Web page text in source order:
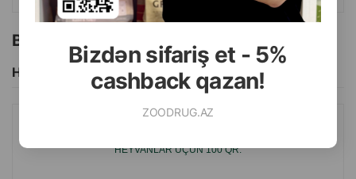
Bizdən sifariş et - 5%
cashback qazan!
ZOODRUG.AZ
Bu brendin başqa məhsulları
Hamısını Gör
HEYVANLAR ÜÇÜN 100 QR.